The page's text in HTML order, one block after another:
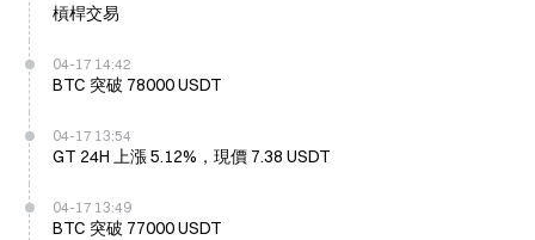
槓桿交易
04-17 14:42
BTC 突破 78000 USDT
04-17 13:54
GT 24H 上漲 5.12%，現價 7.38 USDT
04-17 13:49
BTC 突破 77000 USDT